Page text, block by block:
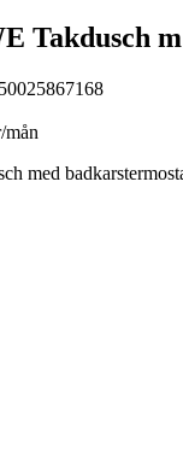
Takdusch
mån
med